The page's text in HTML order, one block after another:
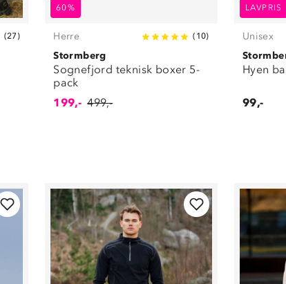
(27)
60%
Herre ( 10)
Stormberg
Sognefjord teknisk boxer 5-
pack
199,- 499,-
LAVPRIS
Unisex
Hyen
99,-